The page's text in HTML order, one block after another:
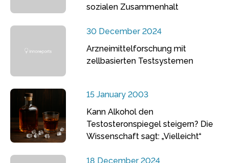
sozialen Zusammenhalt
30 December 2024
Arzneimittelforschung mit
zellbasierten Testsystemen
15 January 2003
Kann Alkohol den
Testosteronspiegel steigern? Die
Wissenschaft sagt: „Vielleicht“
18 December 2024